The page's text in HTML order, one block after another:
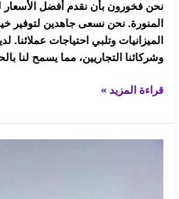
نحن فخورون بأن نقدم أفضل الأسعار
المنورة. نحن نسعى جاهدين لتوفير
الميزانيات وتلبي احتياجات عملائنا.
وشركائنا التجاريين، مما يسمح لنا
قراءة المزيد »